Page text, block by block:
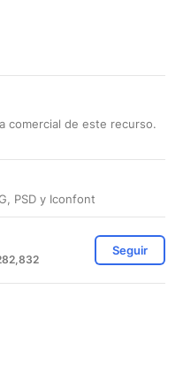
comercial de este recurso.
PSD y Iconfont
Seguir